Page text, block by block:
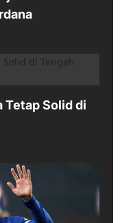
Tetap Solid di